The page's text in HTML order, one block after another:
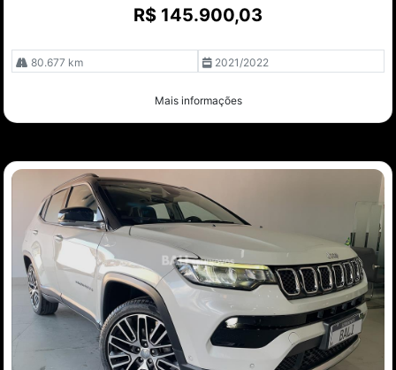
R$ 145.900,03
80.677 km 2021/2022
Mais informações